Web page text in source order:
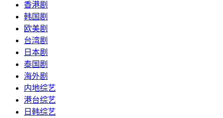
香港剧
韩国剧
欧美剧
台湾剧
日本剧
泰国剧
海外剧
内地综艺
港台综艺
日韩综艺